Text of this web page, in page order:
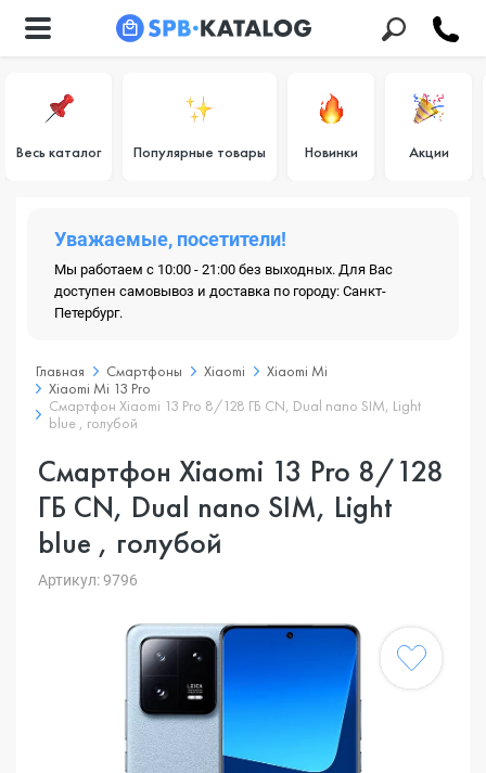
Весь каталог Популярные товары Новинки Акции
Уважаемые, посетители!
Мы работаем с 10:00 - 21:00 без выходных. Для Вас
доступен самовывоз и доставка по городу: Санкт-
Петербург.
Главная Смартфоны Xiaomi
Xiaomi Mi
Xiaomi Mi 13 Pro
Смартфон Xiaomi 13 Pro 8/128 ГБ CN, Dual nano SIM, Light
blue , голубой
Смартфон Xiaomi 13 Pro 8/128
ГБ CN, Dual nano SIM, Light
blue , голубой
Артикул: 9796